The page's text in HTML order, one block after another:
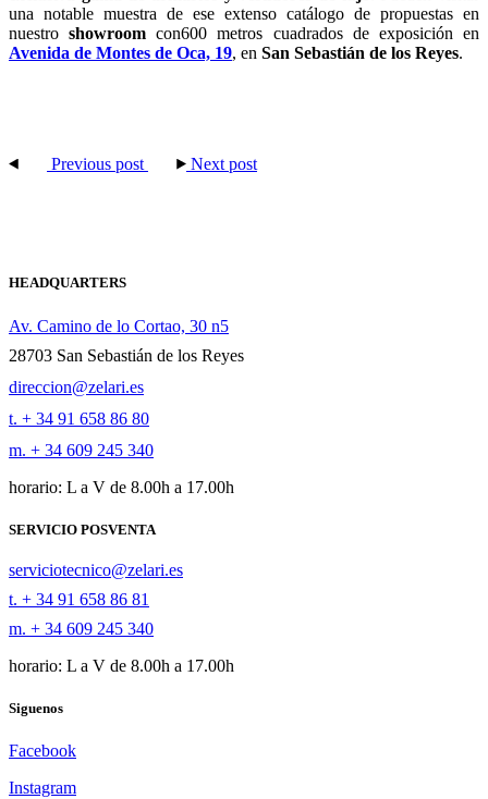
una notable muestra de ese extenso catálogo de propuestas en
nuestroshowroomcon600 metros cuadrados de exposición en
Avenida de Montes de Oca, 19, en San Sebastián de los Reyes.
Previous post Next post
HEADQUARTERS
Av. Camino de lo Cortao, 30 n5
28703 San Sebastián de los Reyes
direccion@zelari.es
t. + 34 91 658 86 80
m. + 34 609 245 340
horario: L a V de 8.00h a 17.00h
SERVICIO POSVENTA
serviciotecnico@zelari.es
t. + 34 91 658 86 81
m. + 34 609 245 340
horario: L a V de 8.00h a 17.00h
Siguenos
Facebook
Instagram